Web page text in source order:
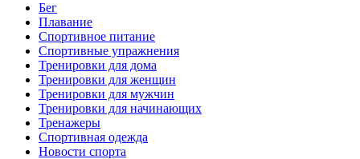
Бег
Плавание
Спортивное питание
Спортивные упражнения
Тренировки для дома
Тренировки для женщин
Тренировки для мужчин
Тренировки для начинающих
Тренажеры
Спортивная одежда
Новости спорта